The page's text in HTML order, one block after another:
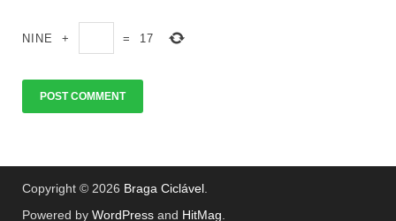
NINE + = 17
Copyright © 2026 Braga Ciclável.
Powered by WordPress and HitMag.